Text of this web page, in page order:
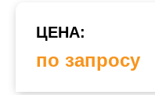
ЦЕНА:
по запросу